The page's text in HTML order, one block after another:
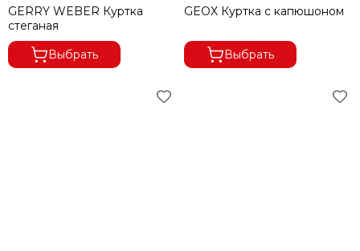
GERRY WEBER Куртка
стеганая
Выбрать
GEOX Куртка с капюшоном
Выбрать